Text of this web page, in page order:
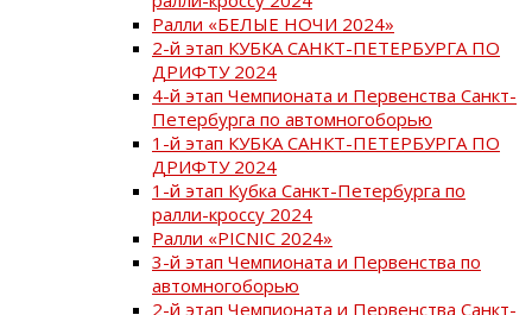
Ралли «БЕЛЫЕ НОЧИ 2024»
2-й этап КУБКА САНКТ-ПЕТЕРБУРГА ПО
ДРИФТУ 2024
4-й этап Чемпионата и Первенства Санкт-
Петербурга по автомногоборью
1-й этап КУБКА САНКТ-ПЕТЕРБУРГА ПО
ДРИФТУ 2024
1-й этап Кубка Санкт-Петербурга по
ралли-кроссу 2024
Ралли «PICNIC 2024»
3-й этап Чемпионата и Первенства по
автомногоборью
2-й этап Чемпионата и Первенства Санкт-